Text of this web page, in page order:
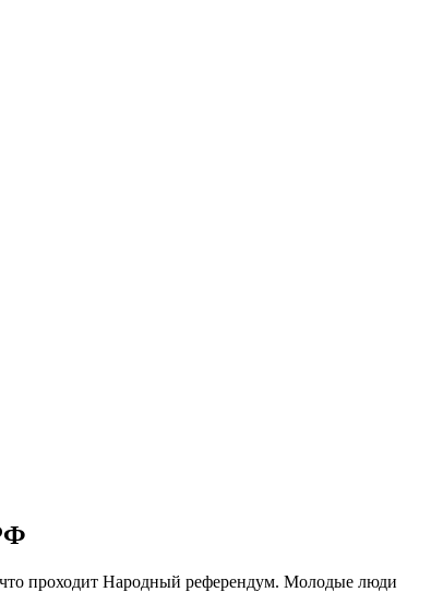
проходит Народный референдум. Молодые люди